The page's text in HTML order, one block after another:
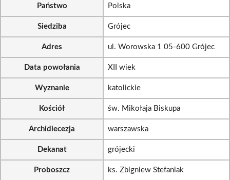
Państwo Polska
Siedziba Grójec
Adres ul. Worowska 1 05-600 Grójec
Data powołania XII wiek
Wyznanie katolickie
Kościół św. Mikołaja Biskupa
Archidiecezja warszawska
Dekanat grójecki
Proboszcz ks. Zbigniew Stefaniak